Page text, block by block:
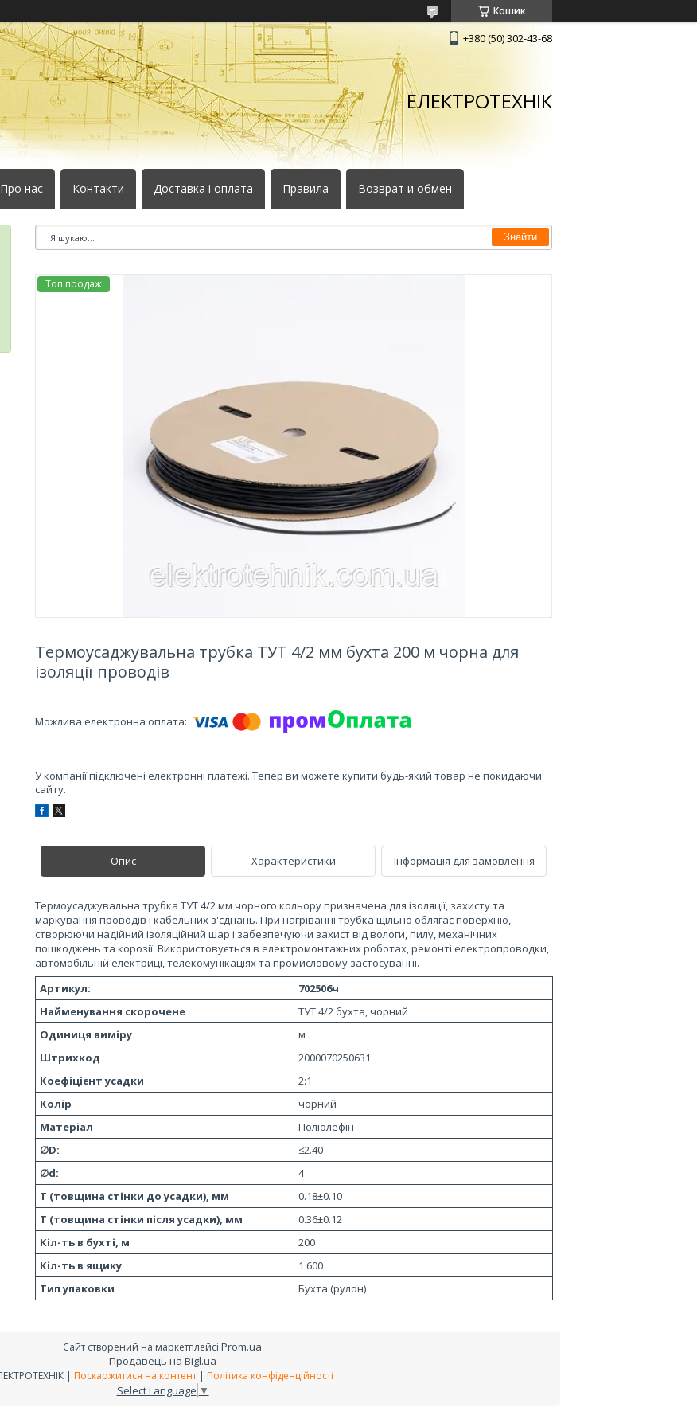
Кошик
+380 (50) 302-43-68
ЕЛЕКТРОТЕХНІК
Про нас Контакти Доставка і оплата Правила Возврат и обмен
Знайти
Топ продаж
Термоусаджувальна трубка ТУТ 4/2 мм бухта 200 м чорна для
ізоляції проводів
У компанії підключені електронні платежі. Тепер ви можете купити будь-який товар не покидаючи
сайту.
Опис Характеристики Інформація для замовлення
Термоусаджувальна трубка ТУТ 4/2 мм чорного кольору призначена для ізоляції, захисту та
маркування проводів і кабельних з'єднань. При нагріванні трубка щільно облягає поверхню,
створюючи надійний ізоляційний шар і забезпечуючи захист від вологи, пилу, механічних
пошкоджень та корозії. Використовується в електромонтажних роботах, ремонті електропроводки,
автомобільній електриці, телекомунікаціях та промисловому застосуванні.
Артикул:
702506ч
Найменування скорочене
ТУТ 4/2 бухта, чорний
Одиниця виміру
м
Штрихкод
2000070250631
Коефіцієнт усадки
2:1
Колір
чорний
Матеріал
Поліолефін
∅D:
≤2.40
∅d:
4
T (товщина стінки до усадки), мм
0.18±0.10
T (товщина стінки після усадки), мм
0.36±0.12
Кіл-ть в бухті, м
200
Кіл-ть в ящику
1 600
Тип упаковки
Бухта (рулон)
Сайт створений на маркетплейсі Prom.ua
Продавець на Bigl.ua
ЕЛЕКТРОТЕХНІК | Поскаржитися на контент | Політика конфіденційності
Select Language ▼